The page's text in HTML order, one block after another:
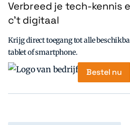
Verbreed je tech-kennis
c’t digitaal
Krijg direct toegang tot alle
tablet of smartphone.
Bestel nu